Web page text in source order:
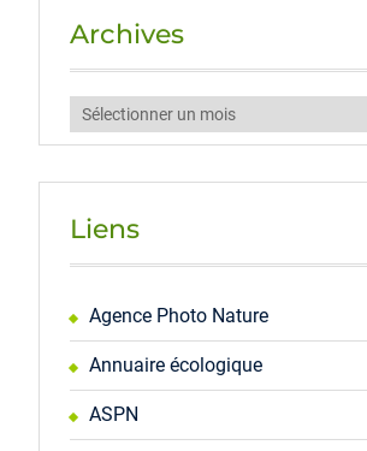
Archives
Archives
Liens
Agence Photo Nature
Annuaire écologique
ASPN